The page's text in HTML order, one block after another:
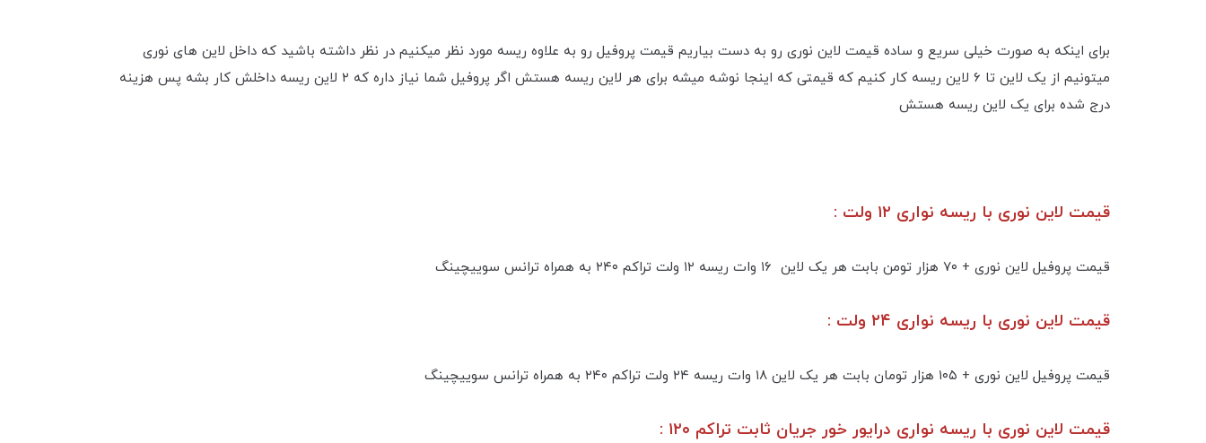
برای اینکه به صورت خیلی سریع و ساده قیمت لاین نوری رو به دست بیاریم قیمت پروفیل رو به علاوه ریسه مورد نظر میکنیم در نظر داشته باشید که داخل لاین های نوری
میتونیم از یک لاین تا ۶ لاین ریسه کار کنیم که قیمتی که اینجا نوشه میشه برای هر لاین ریسه هستش اگر پروفیل شما نیاز داره که ۲ لاین ریسه داخلش کار بشه پس هزینه
درج شده برای یک لاین ریسه هستش
قیمت لاین نوری با ریسه نواری ۱۲ ولت :
قیمت پروفیل لاین نوری + ۷۰ هزار تومن بابت هر یک لاین ۱۶ وات ریسه ۱۲ ولت تراکم ۲۴۰ به همراه ترانس سوییچینگ
قیمت لاین نوری با ریسه نواری ۲۴ ولت :
قیمت پروفیل لاین نوری + ۱۰۵ هزار تومان بابت هر یک لاین ۱۸ وات ریسه ۲۴ ولت تراکم ۲۴۰ به همراه ترانس سوییچینگ
قیمت لاین نوری با ریسه نواری درایور خور جریان ثابت تراکم ۱۲۰ :